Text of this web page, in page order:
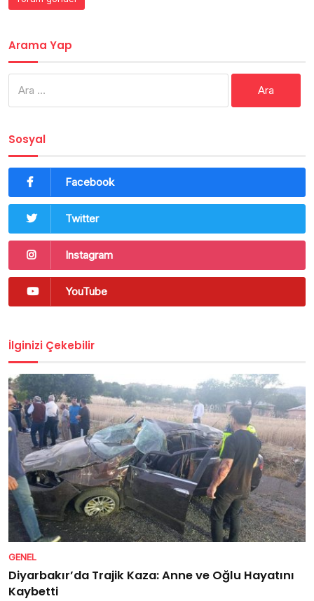
Arama Yap
Sosyal
Facebook
Twitter
Instagram
YouTube
İlginizi Çekebilir
GENEL
Diyarbakır’da Trajik Kaza: Anne ve Oğlu Hayatını
Kaybetti